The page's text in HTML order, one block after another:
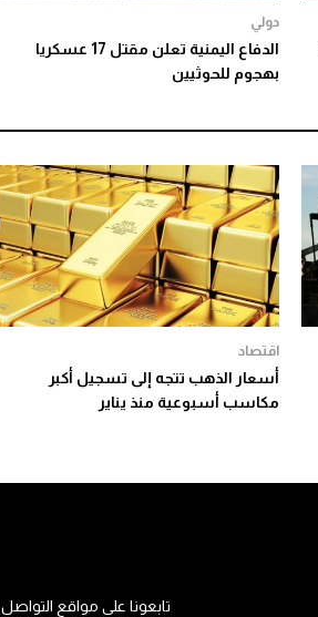
دولي
الدفاع اليمنية تعلن مقتل 17 عسكريا
بهجوم للحوثيين
اقتصاد
أسعار الذهب تتجه إلى تسجيل أكبر
مكاسب أسبوعية منذ يناير
تابعونا على مواقع التواصل